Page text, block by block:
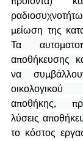
Τα
αποθήκευσης
να
αποθήκης,
λύσεις
το κόστος